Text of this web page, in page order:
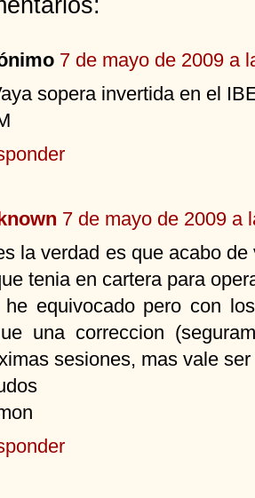
7 de mayo de 2009 a
sopera invertida en el
7 de mayo de 2009 a
la verdad es que acabo
tenia en cartera para
he equivocado pero con
una correccion
sesiones, mas vale